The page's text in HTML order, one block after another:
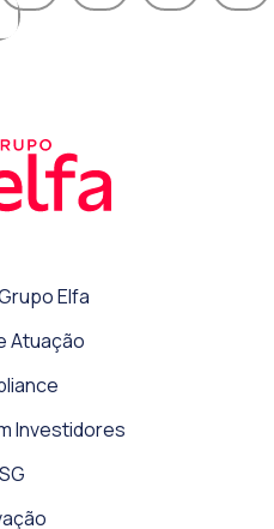
Elfa
Atuação
Investidores